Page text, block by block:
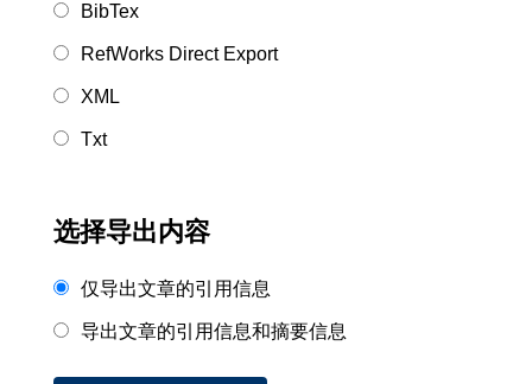
BibTex
RefWorks Direct Export
XML
Txt
选择导出内容
仅导出文章的引用信息
导出文章的引用信息和摘要信息